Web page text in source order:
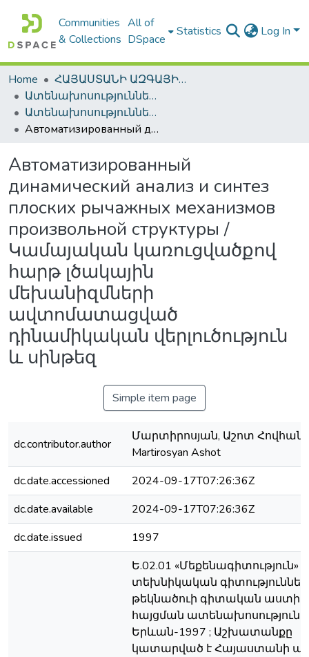
Communities
& Collections
All of
DSpace
Statistics Log In
Home
ՀԱՅԱՍՏԱՆԻ ԱԶԳԱՅԻՆ ԳՐԱԴԱՐԱՆԻ ԹՎԱՅԻՆ ՊԱՀՈՑ / DIGITAL REPOSITORY OF NLA
Ատենախոսություններ և սեղմագրեր / Theses & Abstracts
Ատենախոսություններ և սեղմագրեր / Theses & Abstracts
Автоматизированный динамический анализ и синтез плоских рычажных механизмов произвольной структуры / Կամայական կառուցվածքով հարթ լծակային մեխանիզմների ավտոմատացված դինամիկական վերլուծություն և սինթեզ
Автоматизированный
динамический анализ и синтез
плоских рычажных механизмов
произвольной структуры /
Կամայական կառուցվածքով
հարթ լծակային
մեխանիզմների
ավտոմատացված
դինամիկական վերլուծություն
և սինթեզ
Simple item page
dc.contributor.author
Մարտիրոսյան, Աշոտ
Martirosyan Ashot
dc.date.accessioned
2024-09-17T07:26:36Z
dc.date.available
2024-09-17T07:26:36Z
dc.date.issued
1997
Ե.02.01 «Մեքենագիտություն»
տեխնիկական
թեկնածուի գիտական
հայցման ատենախոսություն ;
Երևան-1997 ; Աշխատանքը
կատարված է Հայաստանի